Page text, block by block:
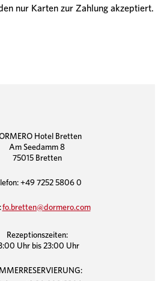
nur Karten zur Zahlung akzeptiert.
Hotel Bretten
Am Seedamm 8
75015 Bretten
+49 7252 5806 0
fo.bretten@dormero.com
Rezeptionszeiten:
Uhr bis 23:00 Uhr